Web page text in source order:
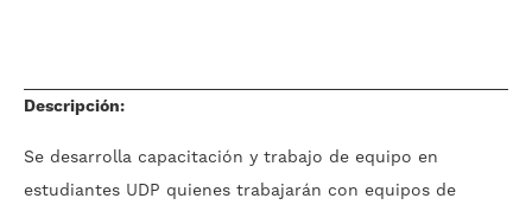
Descripción:
Se desarrolla capacitación y trabajo de equipo en
estudiantes UDP quienes trabajarán con equipos de